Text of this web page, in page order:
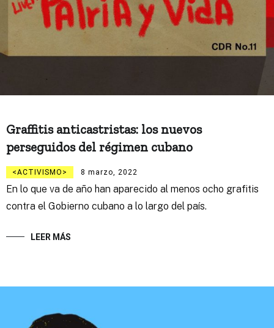
Graffitis anticastristas: los nuevos
perseguidos del régimen cubano
ACTIVISMO 8 marzo, 2022
En lo que va de año han aparecido al menos ocho grafitis
contra el Gobierno cubano a lo largo del país.
LEER MÁS